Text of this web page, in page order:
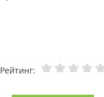
Рейтинг: